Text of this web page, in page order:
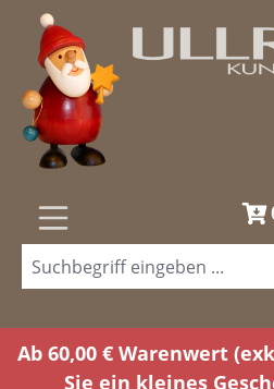
Zum Hauptinhalt springen
Ab 60,00 € Warenwert
Sie ein kleines